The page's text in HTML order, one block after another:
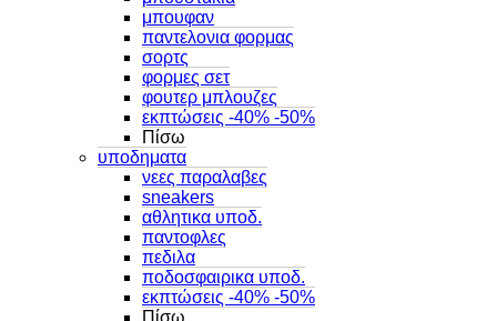
μπουφαν
παντελονια φορμας
σορτς
φορμες σετ
φουτερ μπλουζες
εκπτώσεις -40% -50%
Πίσω
υποδηματα
νεες παραλαβες
sneakers
αθλητικα υποδ.
παντοφλες
πεδιλα
ποδοσφαιρικα υποδ.
εκπτώσεις -40% -50%
Πίσω